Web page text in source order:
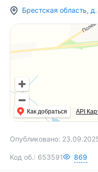
Брестская область, д.
Как добраться API
Опубликовано:
Код об.: 653591 869